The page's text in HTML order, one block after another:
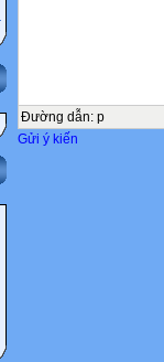
Đường dẫn: p
Gửi ý kiến